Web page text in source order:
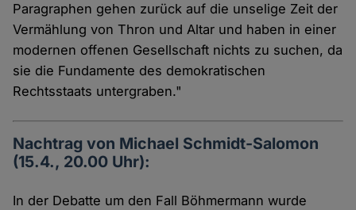
Paragraphen gehen zurück auf die unselige Zeit der
Vermählung von Thron und Altar und haben in einer
modernen offenen Gesellschaft nichts zu suchen, da
sie die Fundamente des demokratischen
Rechtsstaats untergraben."
Nachtrag von Michael Schmidt-Salomon
(15.4., 20.00 Uhr):
In der Debatte um den Fall Böhmermann wurde